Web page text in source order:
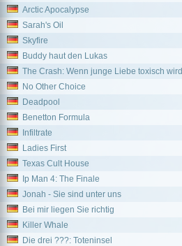
Arctic Apocalypse
Sarah's Oil
Skyfire
Buddy haut den Lukas
The Crash: Wenn junge Liebe toxisch wird
No Other Choice
Deadpool
Benetton Formula
Infiltrate
Ladies First
Texas Cult House
Ip Man 4: The Finale
Jonah - Sie sind unter uns
Bei mir liegen Sie richtig
Killer Whale
Die drei ???: Toteninsel